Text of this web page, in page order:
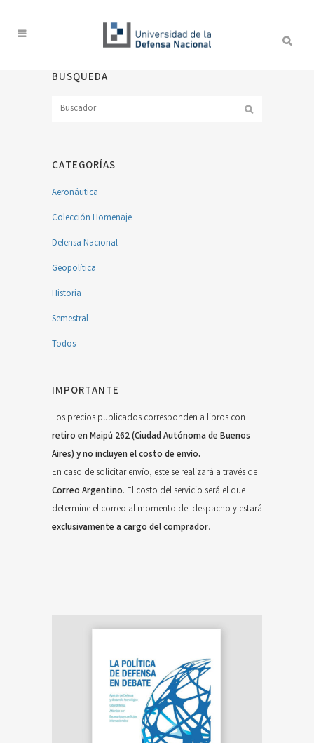
BUSQUEDA
CATEGORÍAS
Aeronáutica
Colección Homenaje
Defensa Nacional
Geopolítica
Historia
Semestral
Todos
IMPORTANTE
Los precios publicados corresponden a libros con
retiro en Maipú 262 (Ciudad Autónoma de Buenos
Aires) y no incluyen el costo de envío.
En caso de solicitar envío, este se realizará a través de
Correo Argentino. El costo del servicio será el que
determine el correo al momento del despacho y estará
exclusivamente a cargo del comprador.